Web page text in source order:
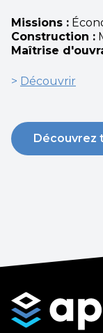
Missions :
Construction :
Maîtrise
> Découvrir
Découvrez